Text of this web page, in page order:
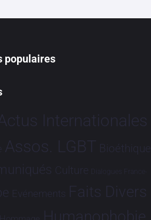
populaires
Internationales
Assos. LGBT Bioéthique
Culture Dialogues France-
Evénements Faits Divers
Humanophobie